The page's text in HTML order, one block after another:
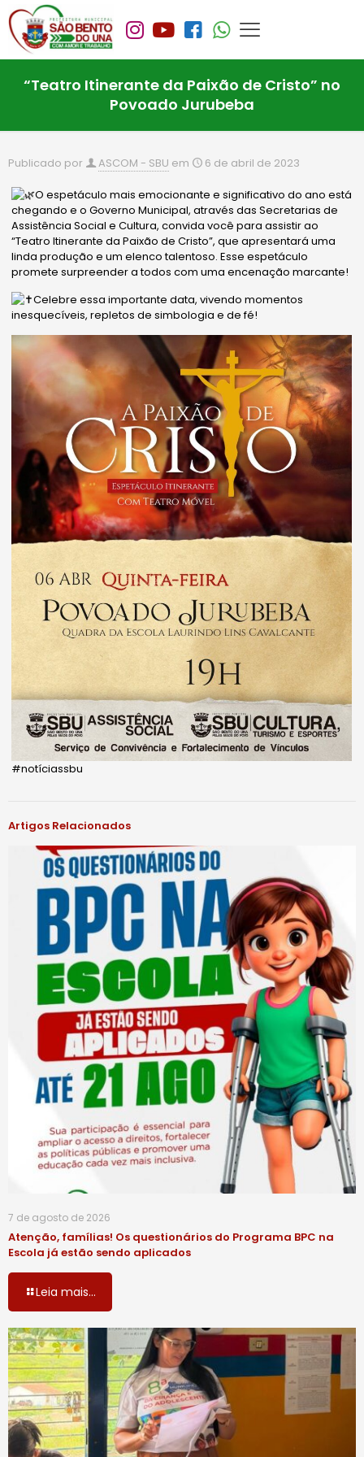
“Teatro Itinerante da Paixão de Cristo” no
Povoado Jurubeba
Publicado por ASCOM - SBU em 6 de abril de 2023
O espetáculo mais emocionante e significativo do ano está
chegando e o Governo Municipal, através das Secretarias de
Assistência Social e Cultura, convida você para assistir ao
“Teatro Itinerante da Paixão de Cristo”, que apresentará uma
linda produção e um elenco talentoso. Esse espetáculo
promete surpreender a todos com uma encenação marcante!
Celebre essa importante data, vivendo momentos
inesquecíveis, repletos de simbologia e de fé!
#notíciassbu
Artigos Relacionados
7 de agosto de 2026
Atenção, famílias! Os questionários do Programa BPC na
Escola já estão sendo aplicados
Leia mais...